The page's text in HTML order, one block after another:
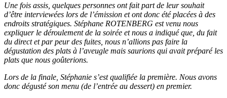
Une fois assis, quelques personnes ont fait part de leur souhait
d’être interviewées lors de l’émission et ont donc été placées à des
endroits stratégiques. Stéphane ROTENBERG est venu nous
expliquer le déroulement de la soirée et nous a indiqué que, du fait
du direct et par peur des fuites, nous n’allions pas faire la
dégustation des plats à l’aveugle mais saurions qui avait préparé les
plats que nous goûterions.
Lors de la finale, Stéphanie s’est qualifiée la première. Nous avons
donc dégusté son menu (de l’entrée au dessert) en premier.